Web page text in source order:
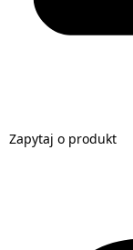
Zapytaj o produkt